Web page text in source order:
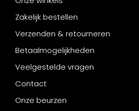
Zakelijk bestellen
Verzenden & retourneren
Betaalmogelijkheden
Veelgestelde vragen
Contact
Onze beurzen